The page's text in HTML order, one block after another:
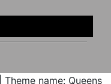
la
2017
Cauca
Theme name: Queens